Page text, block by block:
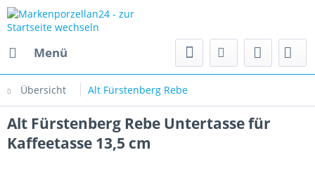
Menü
Übersicht Alt Fürstenberg Rebe
Alt Fürstenberg Rebe Untertasse für
Kaffeetasse 13,5 cm